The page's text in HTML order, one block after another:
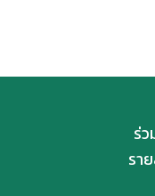
ร่ว
รา